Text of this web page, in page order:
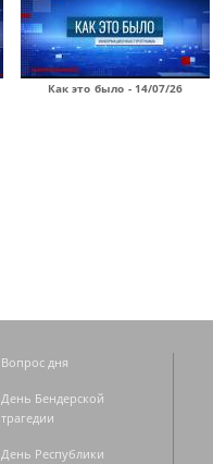
Как это было - 14/07/26
Вопрос дня
День Бендерской
трагедии
День Республики